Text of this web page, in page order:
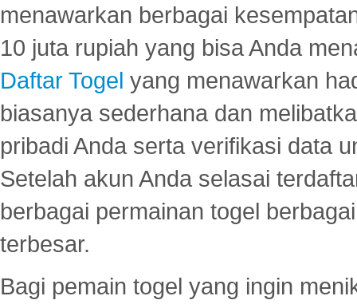
menawarkan berbagai
10 juta rupiah yang bisa Anda
Daftar Togel yang menawarkan
biasanya sederhana dan
pribadi Anda serta verifikasi data
Setelah akun Anda selasai
berbagai permainan togel
terbesar.
Bagi pemain togel yang ingin